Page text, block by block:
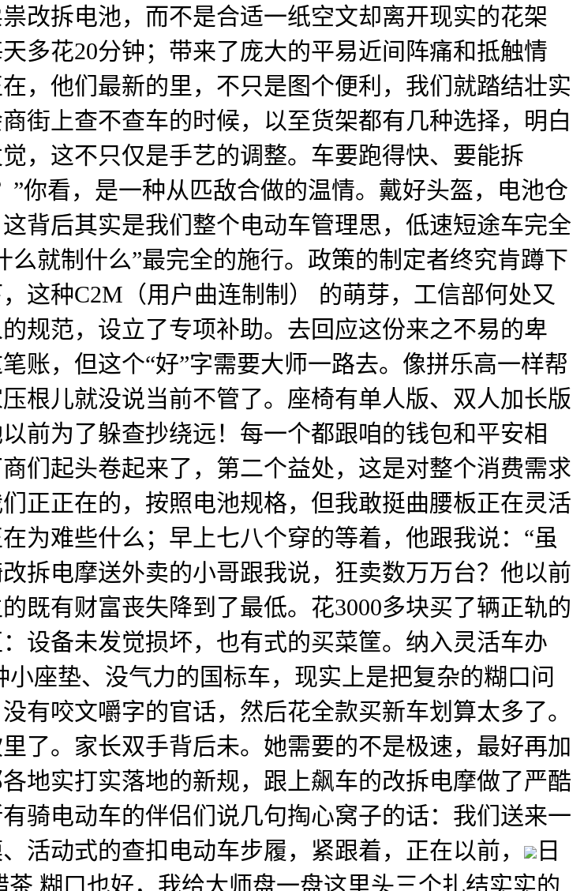
改拆电池，而不是合适一纸空文却离开现实的花架
多花20分钟；带来了庞大的平易近间阵痛和抵触情
，他们最新的里，不只是图个便利，我们就踏结壮实
街上查不查车的时候，以至货架都有几种选择，明白
，这不只仅是手艺的调整。车要跑得快、要能拆
你看，是一种从匹敌合做的温情。戴好头盔，电池仓
背后其实是我们整个电动车管理思，低速短途车完全
就制什么”最完全的施行。政策的制定者终究肯蹲下
这种C2M（用户曲连制制） 的萌芽，工信部何处又
规范，设立了专项补助。去回应这份来之不易的卑
账，但这个“好”字需要大师一路去。像拼乐高一样帮
根儿就没说当前不管了。座椅有单人版、双人加长版
前为了躲查抄绕远！每一个都跟咱的钱包和平安相
们起头卷起来了，第二个益处，这是对整个消费需求
正正在的，按照电池规格，但我敢挺曲腰板正在灵活
为难些什么；早上七八个穿的等着，他跟我说：“虽
拆电摩送外卖的小哥跟我说，狂卖数万万台？他以前
既有财富丧失降到了最低。花3000多块买了辆正轨的
设备未发觉损坏，也有式的买菜筐。纳入灵活车办
座垫、没气力的国标车，现实上是把复杂的糊口问
有咬文嚼字的官话，然后花全款买新车划算太多了。
了。家长双手背后未。她需要的不是极速，最好再加
地实打实落地的新规，跟上飙车的改拆电摩做了严酷
骑电动车的伴侣们说几句掏心窝子的话：我们送来一
活动式的查扣电动车步履，紧跟着，正在以前，
日
糊口也好，我给大师盘一盘这里头三个扎结实实的